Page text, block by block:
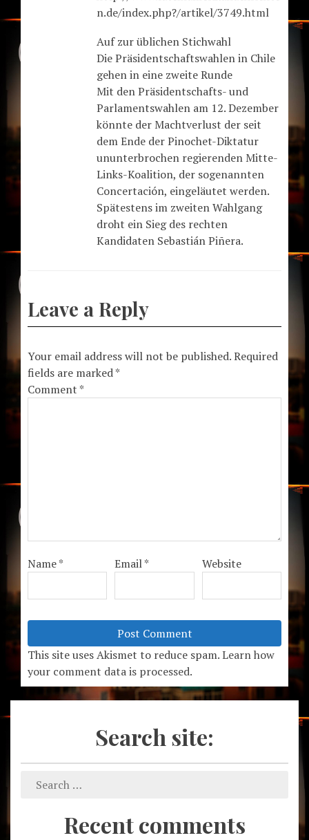
n.de/index.php?/artikel/3749.html
Auf zur üblichen Stichwahl
Die Präsidentschaftswahlen in Chile
gehen in eine zweite Runde
Mit den Präsidentschafts- und
Parlamentswahlen am 12. Dezember
könnte der Machtverlust der seit
dem Ende der Pinochet-Diktatur
ununterbrochen regierenden Mitte-
Links-Koalition, der sogenannten
Concertación, eingeläutet werden.
Spätestens im zweiten Wahlgang
droht ein Sieg des rechten
Kandidaten Sebastián Piñera.
Leave a Reply
Your email address will not be published.Required
fields are marked*
Comment *
Name* Email* Website
This site uses Akismet to reduce spam.Learn how
your comment data is processed.
Search site:
Recent comments